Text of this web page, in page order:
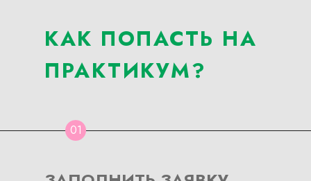
КАК ПОПАСТЬ НА
ПРАКТИКУМ?
01